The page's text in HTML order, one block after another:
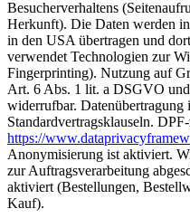
Besucherverhaltens
Herkunft). Die Daten werden
in den USA übertragen und
verwendet Technologien zur
Fingerprinting). Nutzung auf
Art. 6 Abs. 1 lit. a DSGVO
widerrufbar.
Standardvertragsklauseln.
https://
Anonymisierung ist aktiviert.
zur Auftragsverarbeitung
aktiviert (Bestellungen,
Kauf).